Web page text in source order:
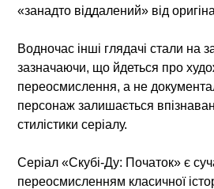
«занадто віддалений» від
Водночас інші глядачі стали на
зазначаючи, що йдеться про
переосмислення, а не
персонаж залишається
стилістики серіалу.
Серіал «Скубі-Ду: Початок» є
переосмисленням класичної